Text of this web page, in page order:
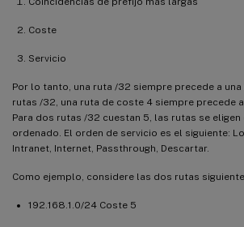
Coste
Servicio
Por lo tanto, una ruta /32 siempre precede a una
rutas /32, una ruta de coste 4 siempre precede
Para dos rutas /32 cuestan 5, las rutas se
ordenado. El orden de servicio es el siguiente:
Intranet, Internet, Passthrough, Descartar.
Como ejemplo, considere las dos rutas
192.168.1.0/24 Coste 5